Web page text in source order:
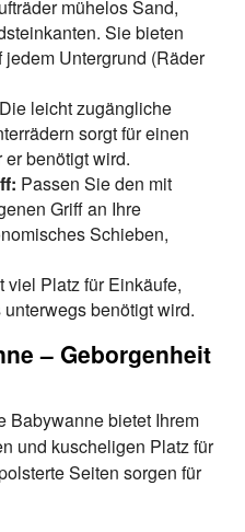
mühelos Sand,
Sie bieten
Untergrund (Räder
Die leicht zugängliche
sorgt für einen
benötigt wird.
Passen Sie den mit
Griff an Ihre
Schieben,
viel Platz für Einkäufe,
benötigt wird.
– Geborgenheit
Babywanne bietet Ihrem
und kuscheligen Platz für
Seiten sorgen für